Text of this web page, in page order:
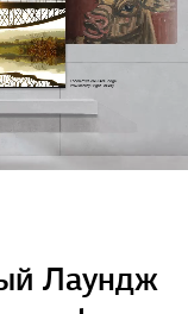
стиля
чем 100
и другому
библиотеки,